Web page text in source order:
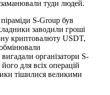
заманювали туди людей.
S-Group був
заводили гроші
криптовалюту USDT,
організатори S-
для всіх операцій
тішилися великими